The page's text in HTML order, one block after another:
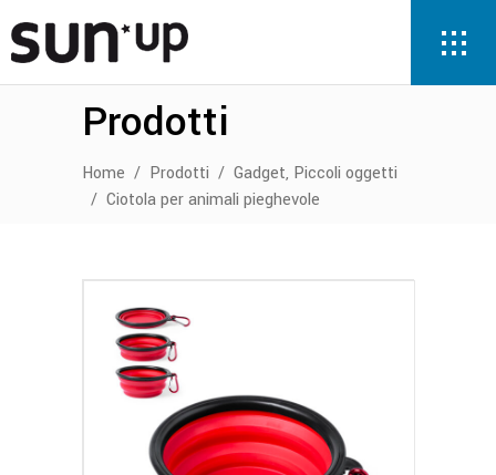
Prodotti
Home / Prodotti / Gadget, Piccoli oggetti
/ Ciotola per animali pieghevole